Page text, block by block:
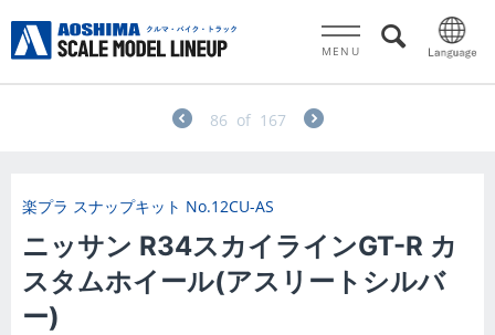
MENU
86 of 167
楽プラ スナップキット No.12CU-AS
ニッサン R34スカイラインGT-R カ
スタムホイール(アスリートシルバ
ー)